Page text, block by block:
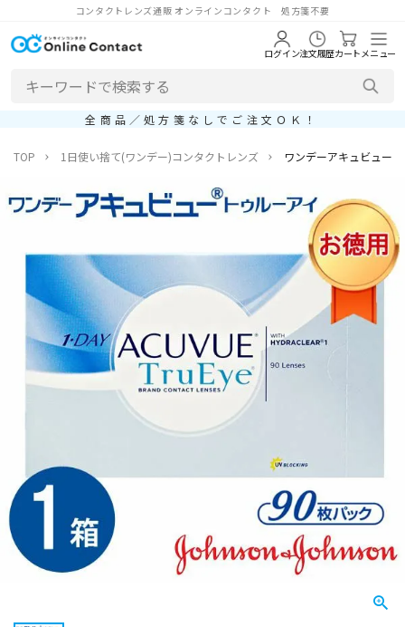
コンタクトレンズ通販 オンラインコンタクト 処方箋不要
ログイン注文履歴カートメニュー
全商品／処方箋なしでご注文ＯＫ！
TOP 1日使い捨て(ワンデー)コンタクトレンズ ワンデーアキュビュー